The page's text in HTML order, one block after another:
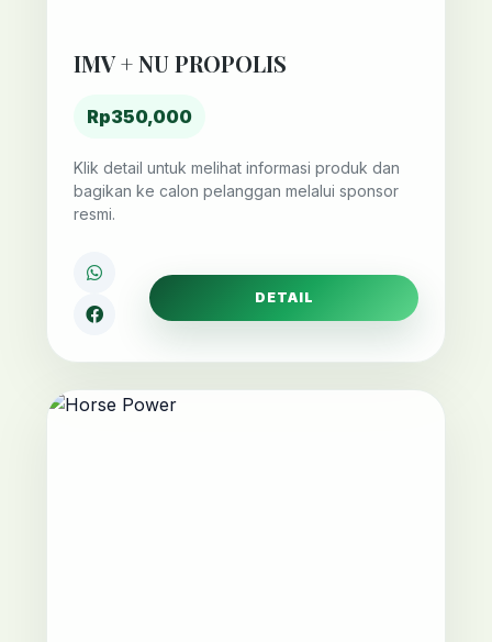
IMV + NU PROPOLIS
Rp350,000
Klik detail untuk melihat informasi produk dan
bagikan ke calon pelanggan melalui sponsor
resmi.
DETAIL